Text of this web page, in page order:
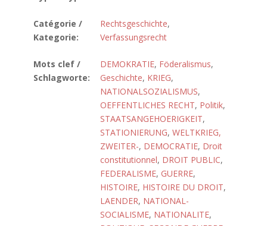
Catégorie /
Kategorie:
Rechtsgeschichte,
Verfassungsrecht
Mots clef /
Schlagworte:
DEMOKRATIE, Föderalismus,
Geschichte, KRIEG,
NATIONALSOZIALISMUS,
OEFFENTLICHES RECHT, Politik,
STAATSANGEHOERIGKEIT,
STATIONIERUNG, WELTKRIEG,
ZWEITER-, DEMOCRATIE, Droit
constitutionnel, DROIT PUBLIC,
FEDERALISME, GUERRE,
HISTOIRE, HISTOIRE DU DROIT,
LAENDER, NATIONAL-
SOCIALISME, NATIONALITE,